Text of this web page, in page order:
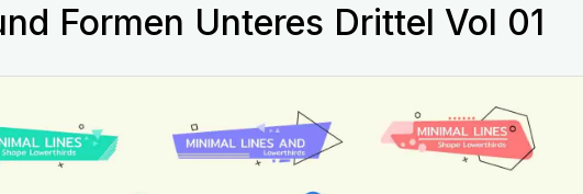
Formen Unteres Drittel Vol 01